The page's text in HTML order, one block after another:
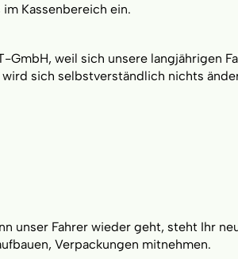
Kassenbereich ein.
GmbH, weil sich unsere langjährigen
sich selbstverständlich nichts
unser Fahrer wieder geht, steht Ihr
Verpackungen mitnehmen.